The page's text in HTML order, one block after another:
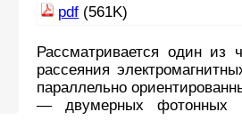
pdf (561K)
Рассматривается один из
рассеяния
параллельно
— двумерных фотонных